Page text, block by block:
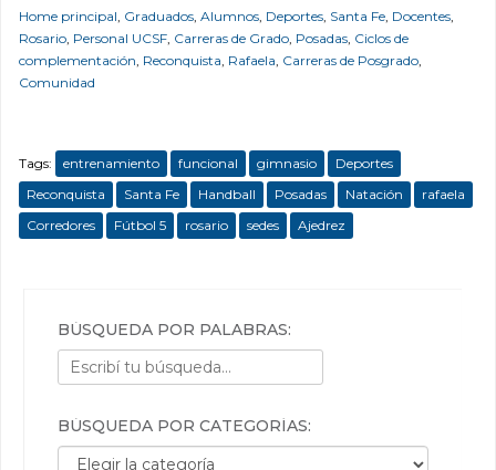
Home principal Graduados Alumnos Deportes Santa Fe Docentes
Rosario Personal UCSF Carreras de Grado Posadas Ciclos de
complementación Reconquista Rafaela Carreras de Posgrado
Comunidad
Tags: entrenamiento funcional gimnasio
Deportes
Reconquista
Santa Fe Handball Posadas Natación
rafaela
Corredores
Fútbol 5 rosario sedes Ajedrez
BÚSQUEDA POR PALABRAS:
BÚSQUEDA POR CATEGORÍAS:
Búsqueda por categorías: